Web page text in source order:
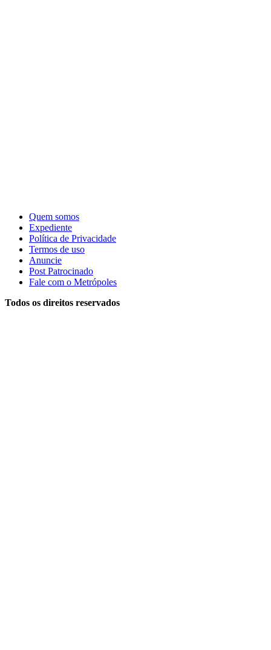
Quem somos
Expediente
Política de Privacidade
Termos de uso
Anuncie
Post Patrocinado
Fale com o Metrópoles
Todos os direitos reservados